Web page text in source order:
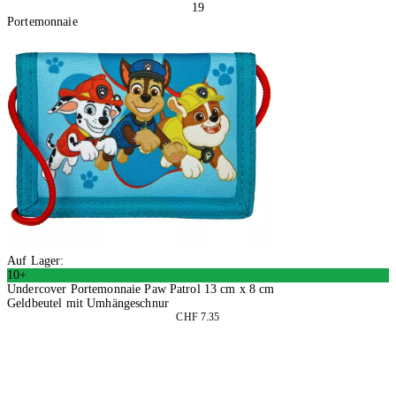
19
Portemonnaie
Auf Lager:
10+
Undercover Portemonnaie Paw Patrol 13 cm x 8 cm
Geldbeutel mit Umhängeschnur
CHF 7.35